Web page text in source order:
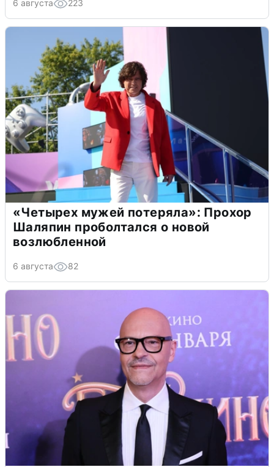
6 августа 223
«Четырех мужей потеряла»: Прохор
Шаляпин проболтался о новой
возлюбленной
6 августа 82